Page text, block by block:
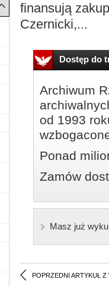
finansują
Czernicki,...
Dostęp do
Archiwum
od 1993
Ponad
Zamów
Masz już
POPRZEDNI ARTYKUŁ Z